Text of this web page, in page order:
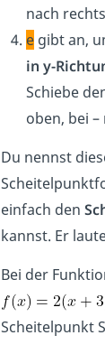
nach
egibt an,
in y-
Schiebe
oben, bei
Du nennst
einfach den
kannst. Er
Bei der
Scheitelpunkt